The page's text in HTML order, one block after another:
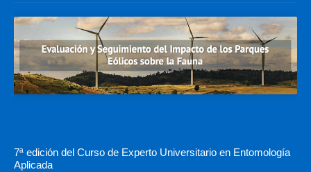
7ª edición del Curso de Experto Universitario en Entomología
Aplicada